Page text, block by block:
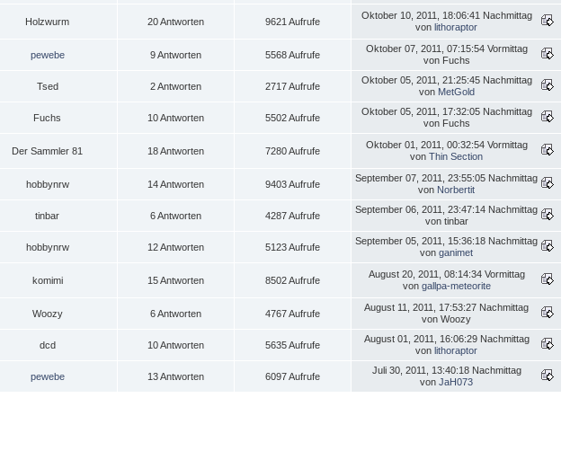
Holzwurm 20 Antworten 9621 Aufrufe
Oktober 10, 2011, 18:06:41 Nachmittag
von lithoraptor
pewebe 9 Antworten 5568 Aufrufe
Oktober 07, 2011, 07:15:54 Vormittag
von Fuchs
Tsed 2 Antworten 2717 Aufrufe
Oktober 05, 2011, 21:25:45 Nachmittag
von MetGold
Fuchs 10 Antworten 5502 Aufrufe
Oktober 05, 2011, 17:32:05 Nachmittag
von Fuchs
Der Sammler 81 18 Antworten 7280 Aufrufe
Oktober 01, 2011, 00:32:54 Vormittag
von Thin Section
hobbynrw 14 Antworten 9403 Aufrufe
September 07, 2011, 23:55:05 Nachmittag
von Norbertit
tinbar 6 Antworten 4287 Aufrufe
September 06, 2011, 23:47:14 Nachmittag
von tinbar
hobbynrw 12 Antworten 5123 Aufrufe
September 05, 2011, 15:36:18 Nachmittag
von ganimet
komimi 15 Antworten 8502 Aufrufe
August 20, 2011, 08:14:34 Vormittag
von gallpa-meteorite
Woozy 6 Antworten 4767 Aufrufe
August 11, 2011, 17:53:27 Nachmittag
von Woozy
dcd 10 Antworten 5635 Aufrufe
August 01, 2011, 16:06:29 Nachmittag
von lithoraptor
pewebe 13 Antworten 6097 Aufrufe
Juli 30, 2011, 13:40:18 Nachmittag
von JaH073